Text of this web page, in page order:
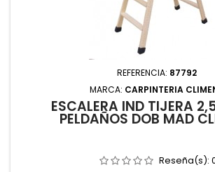
REFERENCIA: 87792
MARCA: CARPINTERIA
ESCALERA IND TIJERA
PELDAÑOS DOB MAD
Reseña(s):